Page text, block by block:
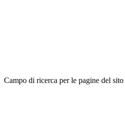
Campo di ricerca per le pagine del sito